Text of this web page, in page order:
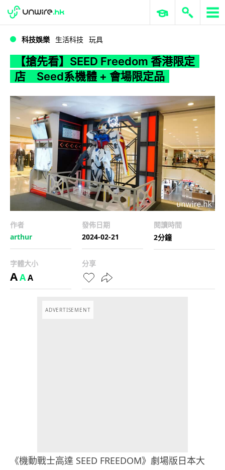
WWDC 2026 ERP 與商業 AI
科技娛樂 生活科技 玩具
【搶先看】SEED Freedom 香港限定
店 Seed系機體 + 會場限定品
作者
arthur
發佈日期
2024-02-21
閱讀時間
2分鐘
字體大小
AAA
分享
ADVERTISEMENT
《機動戰士高達 SEED FREEDOM》劇場版日本大